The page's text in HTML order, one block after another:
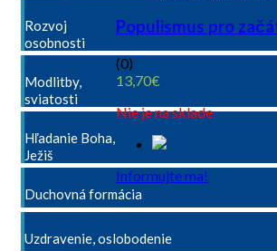
Populismus pro
(0)
13,70€
Nie je na sklade
Informujte ma!
Rozvoj
osobnosti
Modlitby,
sviatosti
Hľadanie Boha,
Ježiš
Duchovná formácia
Uzdravenie, oslobodenie